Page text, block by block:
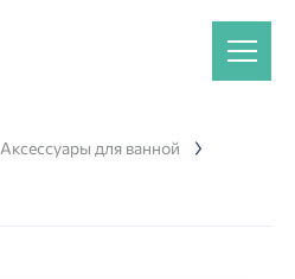
Аксессуары для ванной